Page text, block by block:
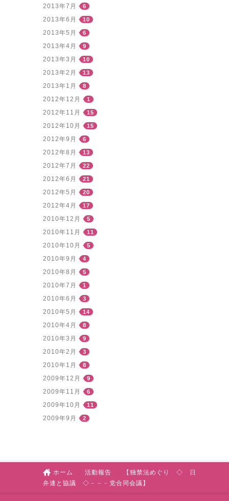
2013年7月 6
2013年6月 10
2013年5月 6
2013年4月 9
2013年3月 10
2013年2月 13
2013年1月 8
2012年12月 1
2012年11月 15
2012年10月 15
2012年9月 6
2012年8月 13
2012年7月 22
2012年6月 21
2012年5月 20
2012年4月 17
2010年12月 5
2010年11月 11
2010年10月 5
2010年9月 4
2010年8月 5
2010年7月 1
2010年6月 3
2010年5月 14
2010年4月 8
2010年3月 9
2010年2月 3
2010年1月 8
2009年12月 9
2009年11月 6
2009年10月 11
2009年9月 2
ホーム 活動報告
【独禁法めぐり ◇ 日
弁連と協議 ◇－－－党合同会議】